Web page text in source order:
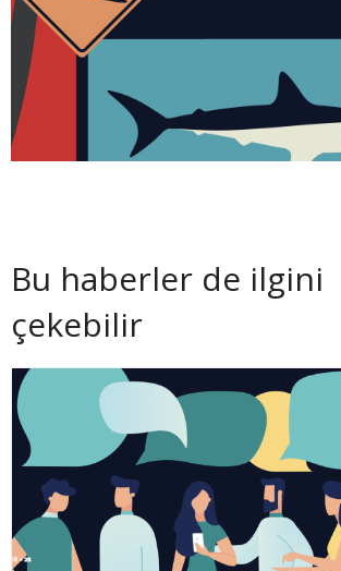
Bu haberler de ilgini
çekebilir